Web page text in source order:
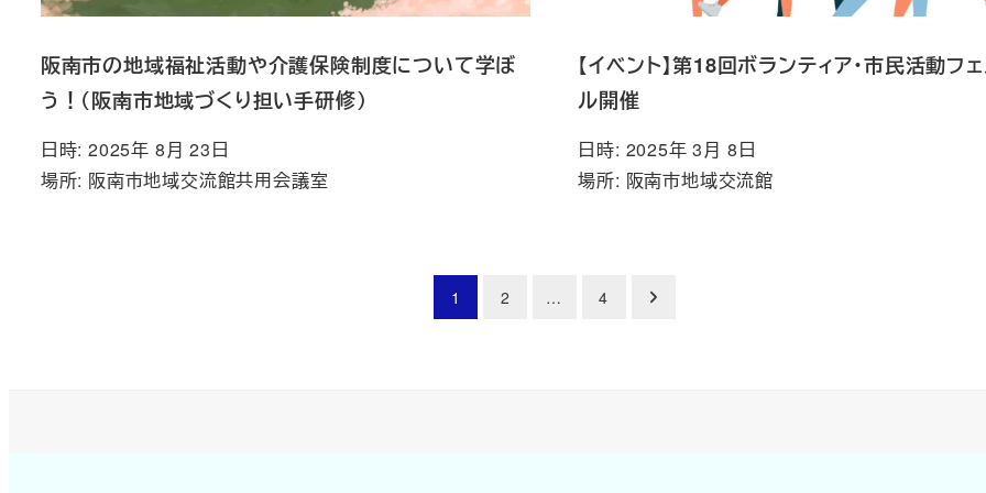
阪南市の地域福祉活動や介護保険制度について学ぼ
う！（阪南市地域づくり担い手研修）
日時: 2025年 8月 23日
場所: 阪南市地域交流館共用会議室
【イベント】第18回ボランティア・市民活動フ
ル開催
日時: 2025年 3月 8日
場所: 阪南市地域交流館
1 2 … 4